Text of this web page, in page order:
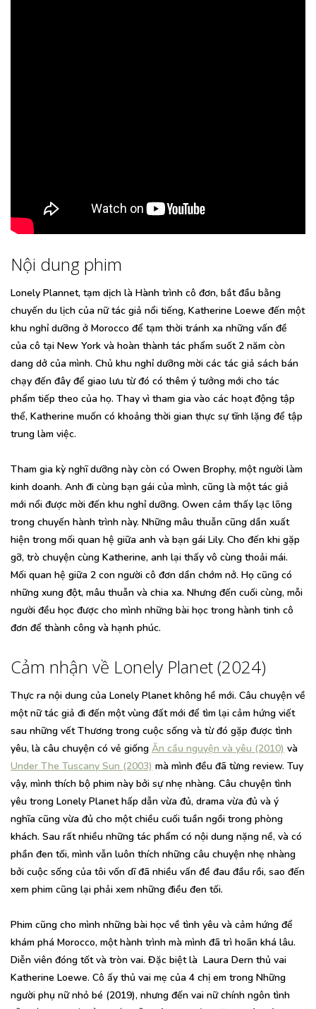
Nội dung phim
Lonely Plannet, tạm dịch là Hành trình cô đơn, bắt đầu bằng
chuyến du lịch của nữ tác giả nổi tiếng, Katherine Loewe đến một
khu nghỉ dưỡng ở Morocco để tạm thời tránh xa những vấn đề
của cô tại New York và hoàn thành tác phẩm suốt 2 năm còn
dang dở của mình. Chủ khu nghỉ dưỡng mời các tác giả sách bán
chạy đến đây để giao lưu từ đó có thêm ý tưởng mới cho tác
phẩm tiếp theo của họ. Thay vì tham gia vào các hoạt động tập
thể, Katherine muốn có khoảng thời gian thực sự tĩnh lặng để tập
trung làm việc.
Tham gia kỳ nghĩ dưỡng này còn có Owen Brophy, một người làm
kinh doanh. Anh đi cùng bạn gái của mình, cũng là một tác giả
mới nổi được mời đến khu nghỉ dưỡng. Owen cảm thấy lạc lõng
trong chuyến hành trình này. Những mâu thuẫn cũng dần xuất
hiện trong mối quan hệ giữa anh và bạn gái Lily. Cho đến khi gặp
gỡ, trò chuyện cùng Katherine, anh lại thấy vô cùng thoải mái.
Mối quan hệ giữa 2 con người cô đơn dần chớm nở. Họ cũng có
những xung đột, mâu thuẫn và chia xa. Nhưng đến cuối cùng, mỗi
người đều học được cho mình những bài học trong hành tinh cô
đơn để thành công và hạnh phúc.
Cảm nhận về Lonely Planet (2024)
Thực ra nội dung của Lonely Planet không hề mới. Câu chuyện về
một nữ tác giả đi đến một vùng đất mới để tìm lại cảm hứng viết
sau những vết Thương trong cuộc sống và từ đó gặp được tình
yêu, là câu chuyện có vẻ giống Ăn cầu nguyện và yêu (2010) và
Under The Tuscany Sun (2003) mà mình đều đã từng review. Tuy
vậy, mình thích bộ phim này bởi sự nhẹ nhàng. Câu chuyện tình
yêu trong Lonely Planet hấp dẫn vừa đủ, drama vừa đủ và ý
nghĩa cũng vừa đủ cho một chiều cuối tuần ngồi trong phòng
khách. Sau rất nhiều những tác phẩm có nội dung nặng nề, và có
phần đen tối, mình vẫn luôn thích những câu chuyện nhẹ nhàng
bởi cuộc sống của tôi vốn dĩ đã nhiều vấn đề đau đầu rồi, sao đến
xem phim cũng lại phải xem những điều đen tối.
Phim cũng cho mình những bài học về tình yêu và cảm hứng để
khám phá Morocco, một hành trình mà mình đã trì hoãn khá lâu.
Diễn viên đóng tốt và tròn vai. Đặc biệt là Laura Dern thủ vai
Katherine Loewe. Cô ấy thủ vai mẹ của 4 chị em trong Những
người phụ nữ nhỏ bé (2019), nhưng đến vai nữ chính ngôn tình